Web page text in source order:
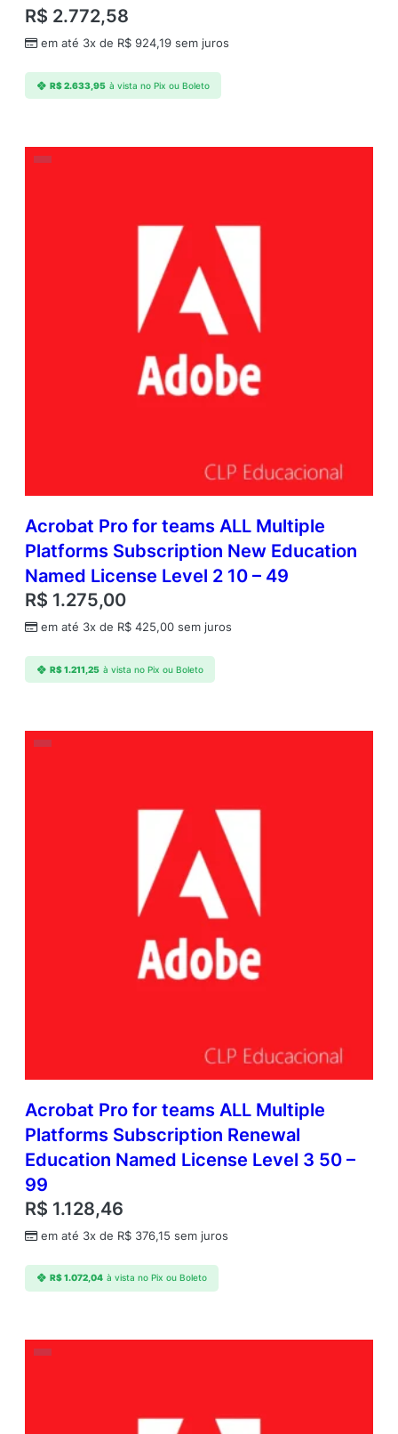
R$ 2.772,58
em até 3x de R$ 924,19 sem juros
R$2.633,95 à vista no Pix ou Boleto
Acrobat Pro for teams ALL Multiple
Platforms Subscription New Education
Named License Level 2 10 – 49
R$ 1.275,00
em até 3x de R$ 425,00 sem juros
R$1.211,25 à vista no Pix ou Boleto
Acrobat Pro for teams ALL Multiple
Platforms Subscription Renewal
Education Named License Level 3 50 –
99
R$ 1.128,46
em até 3x de R$ 376,15 sem juros
R$1.072,04 à vista no Pix ou Boleto